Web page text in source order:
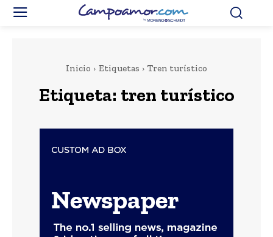
Inicio Etiquetas Tren turístico
Etiqueta: tren turístico